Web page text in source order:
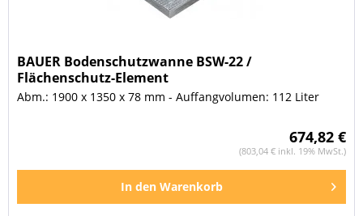
BAUER Bodenschutzwanne BSW-22 /
Flächenschutz-Element
Abm.: 1900 x 1350 x 78 mm - Auffangvolumen: 112 Liter
674,82 €
(803,04 € inkl. 19% MwSt.)
In den Warenkorb